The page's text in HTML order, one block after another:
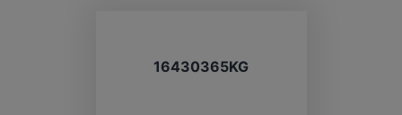
16430365KG